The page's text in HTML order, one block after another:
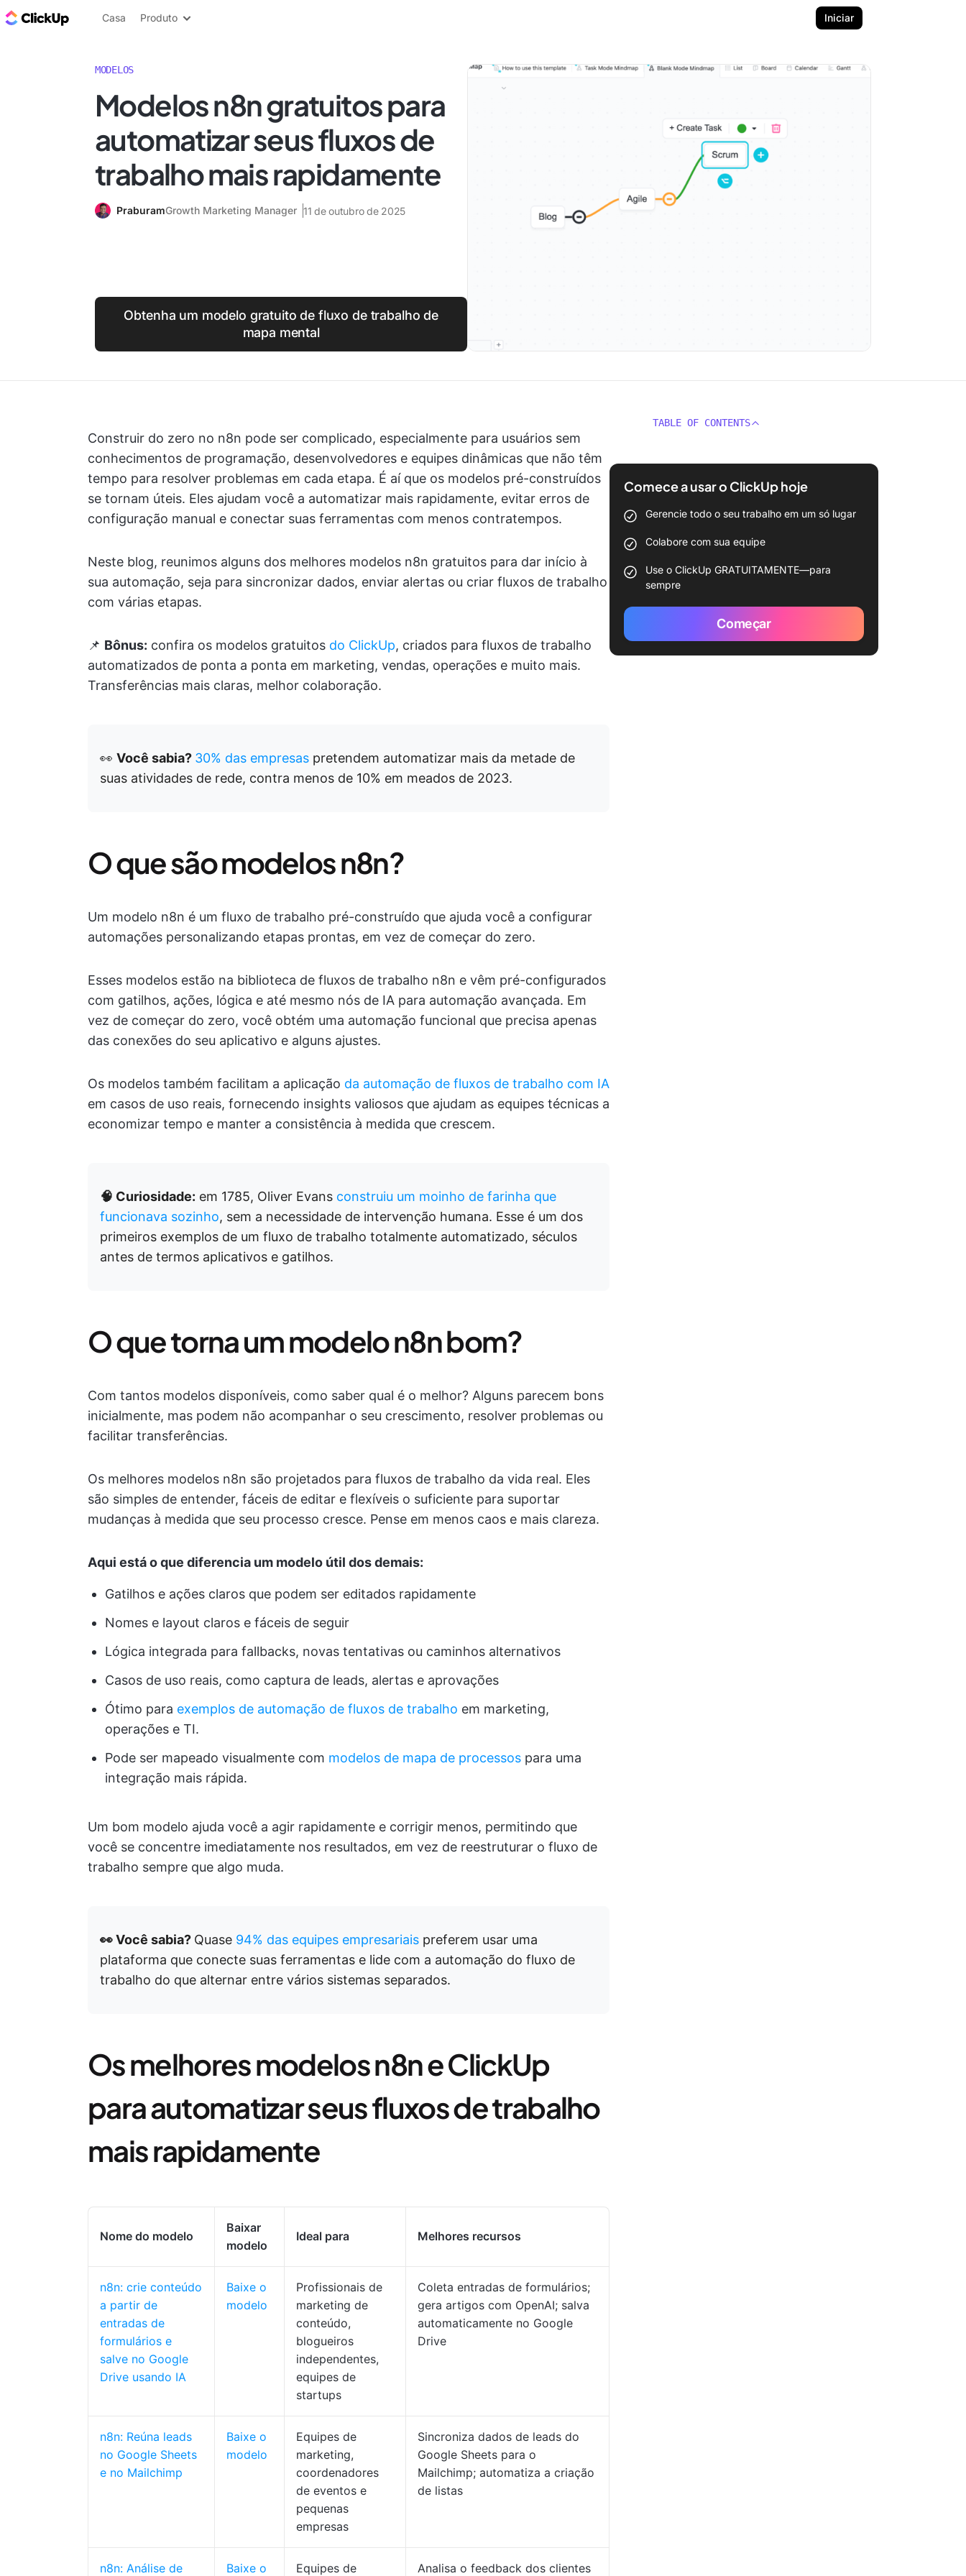
ClickUp Blogue
Casa Produto Iniciar
MODELOS
Modelos n8n gratuitos para
automatizar seus fluxos de
trabalho mais rapidamente
PraburamGrowth Marketing Manager 11 de outubro de 2025
Obtenha um modelo gratuito de fluxo de trabalho de
mapa mental
Construir do zero no n8n pode ser complicado, especialmente para usuários sem
conhecimentos de programação, desenvolvedores e equipes dinâmicas que não têm
tempo para resolver problemas em cada etapa. É aí que os modelos pré-construídos
se tornam úteis. Eles ajudam você a automatizar mais rapidamente, evitar erros de
configuração manual e conectar suas ferramentas com menos contratempos.
Neste blog, reunimos alguns dos melhores modelos n8n gratuitos para dar início à
sua automação, seja para sincronizar dados, enviar alertas ou criar fluxos de trabalho
com várias etapas.
📌 Bônus: confira os modelos gratuitos do ClickUp, criados para fluxos de trabalho
automatizados de ponta a ponta em marketing, vendas, operações e muito mais.
Transferências mais claras, melhor colaboração.
👀 Você sabia? 30% das empresas pretendem automatizar mais da metade de
suas atividades de rede, contra menos de 10% em meados de 2023.
O que são modelos n8n?
Um modelo n8n é um fluxo de trabalho pré-construído que ajuda você a configurar
automações personalizando etapas prontas, em vez de começar do zero.
Esses modelos estão na biblioteca de fluxos de trabalho n8n e vêm pré-configurados
com gatilhos, ações, lógica e até mesmo nós de IA para automação avançada. Em
vez de começar do zero, você obtém uma automação funcional que precisa apenas
das conexões do seu aplicativo e alguns ajustes.
Os modelos também facilitam a aplicação da automação de fluxos de trabalho com IA
em casos de uso reais, fornecendo insights valiosos que ajudam as equipes técnicas a
economizar tempo e manter a consistência à medida que crescem.
🧠 Curiosidade: em 1785, Oliver Evans construiu um moinho de farinha que
funcionava sozinho, sem a necessidade de intervenção humana. Esse é um dos
primeiros exemplos de um fluxo de trabalho totalmente automatizado, séculos
antes de termos aplicativos e gatilhos.
O que torna um modelo n8n bom?
Com tantos modelos disponíveis, como saber qual é o melhor? Alguns parecem bons
inicialmente, mas podem não acompanhar o seu crescimento, resolver problemas ou
facilitar transferências.
Os melhores modelos n8n são projetados para fluxos de trabalho da vida real. Eles
são simples de entender, fáceis de editar e flexíveis o suficiente para suportar
mudanças à medida que seu processo cresce. Pense em menos caos e mais clareza.
Aqui está o que diferencia um modelo útil dos demais:
Gatilhos e ações claros que podem ser editados rapidamente
Nomes e layout claros e fáceis de seguir
Lógica integrada para fallbacks, novas tentativas ou caminhos alternativos
Casos de uso reais, como captura de leads, alertas e aprovações
Ótimo para exemplos de automação de fluxos de trabalho em marketing,
operações e TI.
Pode ser mapeado visualmente com modelos de mapa de processos para uma
integração mais rápida.
Um bom modelo ajuda você a agir rapidamente e corrigir menos, permitindo que
você se concentre imediatamente nos resultados, em vez de reestruturar o fluxo de
trabalho sempre que algo muda.
👀 Você sabia? Quase 94% das equipes empresariais preferem usar uma
plataforma que conecte suas ferramentas e lide com a automação do fluxo de
trabalho do que alternar entre vários sistemas separados.
Os melhores modelos n8n e ClickUp
para automatizar seus fluxos de trabalho
mais rapidamente
Nome do modelo
Baixar
modelo
Ideal para Melhores recursos
n8n: crie conteúdo
a partir de
entradas de
formulários e
salve no Google
Drive usando IA
Baixe o
modelo
Profissionais de
marketing de
conteúdo,
blogueiros
independentes,
equipes de
startups
Coleta entradas de formulários;
gera artigos com OpenAI; salva
automaticamente no Google
Drive
n8n: Reúna leads
no Google Sheets
e no Mailchimp
Baixe o
modelo
Equipes de
marketing,
coordenadores
de eventos e
pequenas
empresas
Sincroniza dados de leads do
Google Sheets para o
Mailchimp; automatiza a criação
de listas
n8n: Análise de Baixe o Equipes de Analisa o feedback dos clientes
TABLE OF CONTENTS
Comece a usar o ClickUp hoje
Gerencie todo o seu trabalho em um só lugar
Colabore com sua equipe
Use o ClickUp GRATUITAMENTE—para
sempre
Começar